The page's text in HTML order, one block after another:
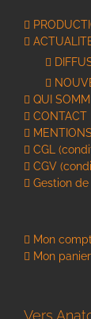
QUI
CONTACT
CGL
CGV
Gestion
Mon
Mon panier
Vers